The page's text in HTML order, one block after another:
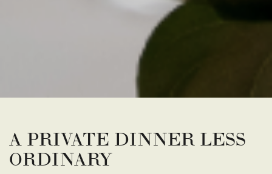
A PRIVATE DINNER LESS
ORDINARY